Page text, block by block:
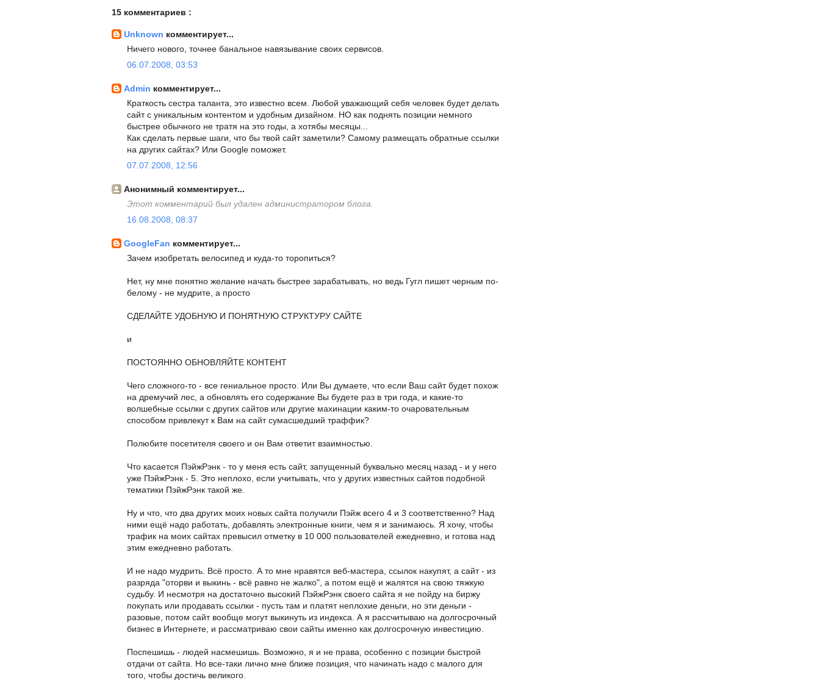
15 комментариев :
Unknown комментирует...
Ничего нового, точнее банальное навязывание своих сервисов.
06.07.2008, 03:53
Admin комментирует...
Краткость сестра таланта, это известно всем. Любой уважающий себя человек будет делать
сайт с уникальным контентом и удобным дизайном. НО как поднять позиции немного
быстрее обычного не тратя на это годы, а хотябы месяцы...
Как сделать первые шаги, что бы твой сайт заметили? Самому размещать обратные ссылки
на других сайтах? Или Google поможет.
07.07.2008, 12:56
Анонимный комментирует...
Этот комментарий был удален администратором блога.
16.08.2008, 08:37
GoogleFan комментирует...
Зачем изобретать велосипед и куда-то торопиться?
Нет, ну мне понятно желание начать быстрее зарабатывать, но ведь Гугл пишет черным по-
белому - не мудрите, а просто
СДЕЛАЙТЕ УДОБНУЮ И ПОНЯТНУЮ СТРУКТУРУ САЙТЕ
и
ПОСТОЯННО ОБНОВЛЯЙТЕ КОНТЕНТ
Чего сложного-то - все гениальное просто. Или Вы думаете, что если Ваш сайт будет похож
на дремучий лес, а обновлять его содержание Вы будете раз в три года, и какие-то
волшебные ссылки с других сайтов или другие махинации каким-то очаровательным
способом привлекут к Вам на сайт сумасшедший траффик?
Полюбите посетителя своего и он Вам ответит взаимностью.
Что касается ПэйжРэнк - то у меня есть сайт, запущенный буквально месяц назад - и у него
уже ПэйжРэнк - 5. Это неплохо, если учитывать, что у других известных сайтов подобной
тематики ПэйжРэнк такой же.
Ну и что, что два других моих новых сайта получили Пэйж всего 4 и 3 соответственно? Над
ними ещё надо работать, добавлять электронные книги, чем я и занимаюсь. Я хочу, чтобы
трафик на моих сайтах превысил отметку в 10 000 пользователей ежедневно, и готова над
этим ежедневно работать.
И не надо мудрить. Всё просто. А то мне нравятся веб-мастера, ссылок накупят, а сайт - из
разряда "оторви и выкинь - всё равно не жалко", а потом ещё и жалятся на свою тяжкую
судьбу. И несмотря на достаточно высокий ПэйжРэнк своего сайта я не пойду на биржу
покупать или продавать ссылки - пусть там и платят неплохие деньги, но эти деньги -
разовые, потом сайт вообще могут выкинуть из индекса. А я рассчитываю на долгосрочный
бизнес в Интернете, и рассматриваю свои сайты именно как долгосрочную инвестицию.
Поспешишь - людей насмешишь. Возможно, я и не права, особенно с позиции быстрой
отдачи от сайта. Но все-таки лично мне ближе позиция, что начинать надо с малого для
того, чтобы достичь великого.